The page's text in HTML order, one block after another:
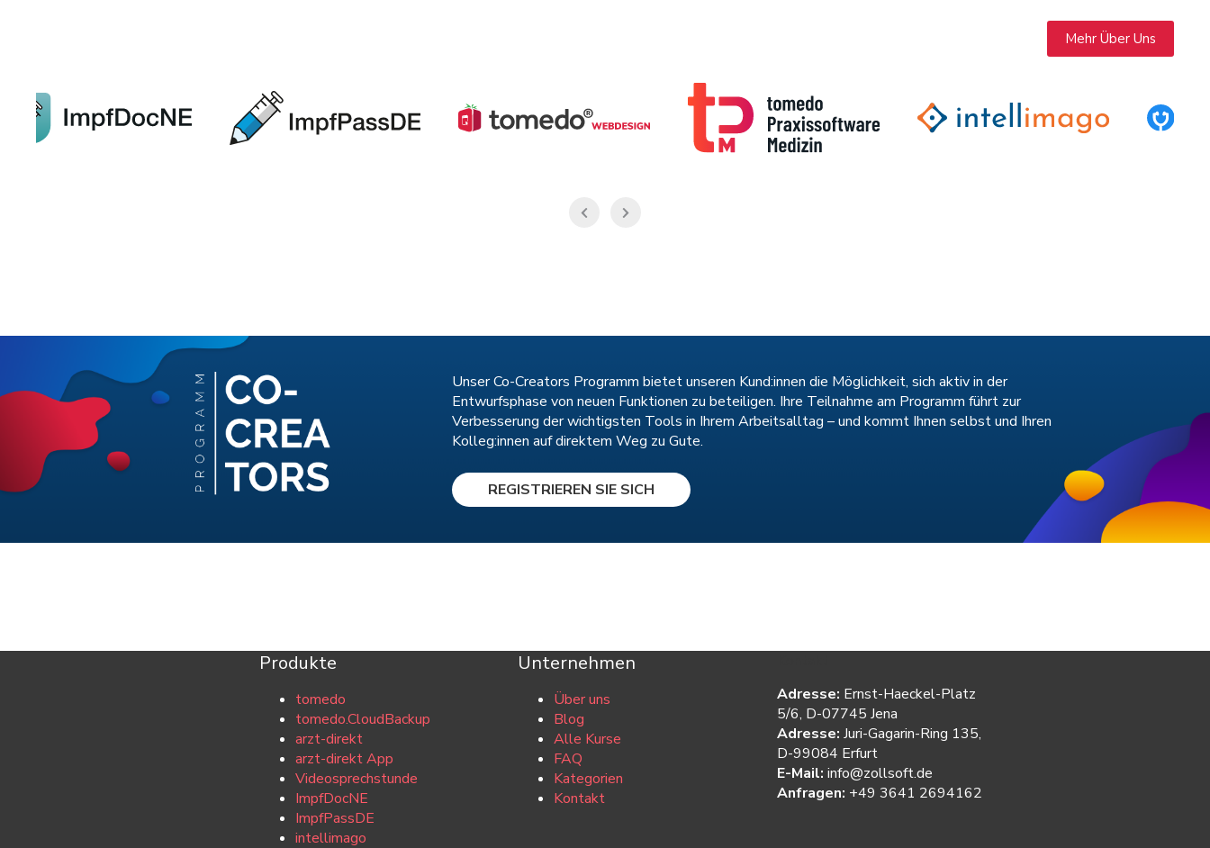
Mehr Über Uns
Unser Co-Creators Programm bietet unseren Kund:innen die Möglichkeit, sich aktiv in der
Entwurfsphase von neuen Funktionen zu beteiligen. Ihre Teilnahme am Programm führt zur
Verbesserung der wichtigsten Tools in Ihrem Arbeitsalltag – und kommt Ihnen selbst und Ihren
Kolleg:innen auf direktem Weg zu Gute.
REGISTRIEREN SIE SICH
Produkte
tomedo
tomedo.CloudBackup
arzt-direkt
arzt-direkt App
Videosprechstunde
ImpfDocNE
ImpfPassDE
intellimago
Unternehmen
Über uns
Blog
Alle Kurse
FAQ
Kategorien
Kontakt
Adresse: Ernst-Haeckel-Platz
5/6, D-07745 Jena
Adresse: Juri-Gagarin-Ring 135,
D-99084 Erfurt
E-Mail: info@zollsoft.de
Anfragen: +49 3641 2694162